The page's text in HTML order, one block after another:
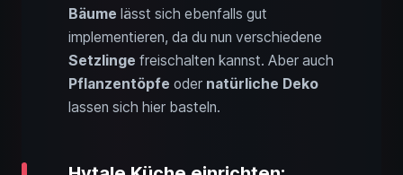
Bäume lässt sich ebenfalls gut
implementieren, da du nun verschiedene
Setzlinge freischalten kannst. Aber auch
Pflanzentöpfe oder natürliche Deko
lassen sich hier basteln.